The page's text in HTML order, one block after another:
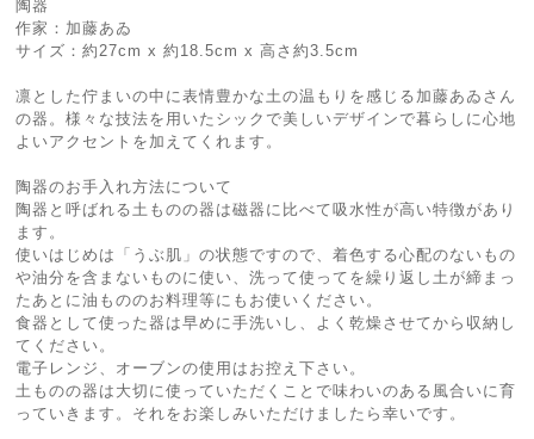
陶器
作家：加藤あゐ
サイズ：約27cm x 約18.5cm x 高さ約3.5cm
凛とした佇まいの中に表情豊かな土の温もりを感じる加藤あゐさん
の器。様々な技法を用いたシックで美しいデザインで暮らしに心地
よいアクセントを加えてくれます。
陶器のお手入れ方法について
陶器と呼ばれる土ものの器は磁器に比べて吸水性が高い特徴があり
ます。
使いはじめは「うぶ肌」の状態ですので、着色する心配のないもの
や油分を含まないものに使い、洗って使ってを繰り返し土が締まっ
たあとに油もののお料理等にもお使いください。
食器として使った器は早めに手洗いし、よく乾燥させてから収納し
てください。
電子レンジ、オーブンの使用はお控え下さい。
土ものの器は大切に使っていただくことで味わいのある風合いに育
っていきます。それをお楽しみいただけましたら幸いです。